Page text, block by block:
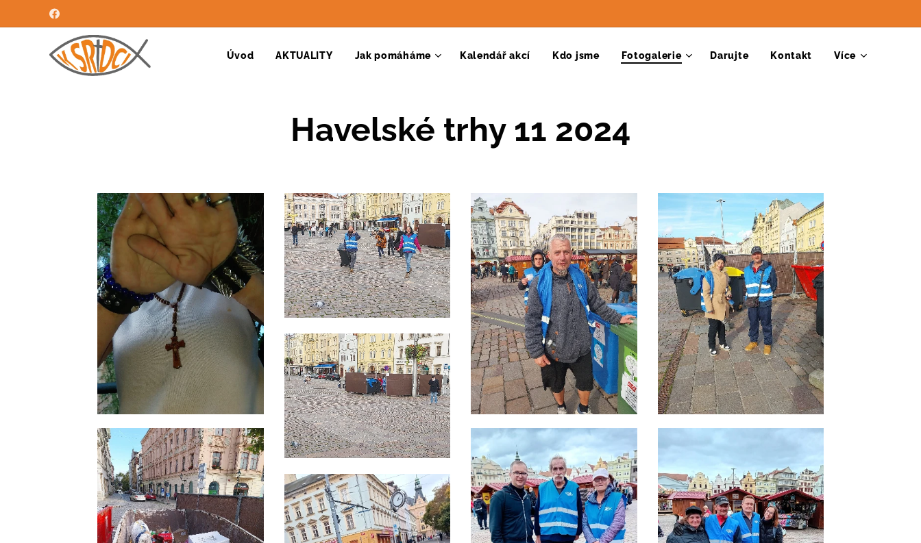
Úvod AKTUALITY Jak pomáháme Kalendář akcí Kdo jsme Fotogalerie Darujte Kontakt Více
Havelské trhy 11 2024